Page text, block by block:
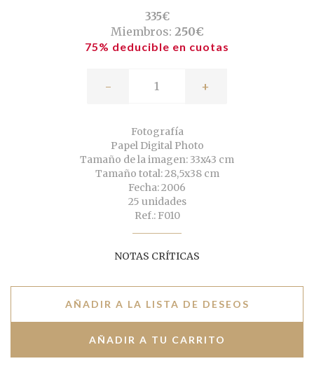
335€
Miembros: 250€
75% deducible en cuotas
- +
Fotografía
Papel Digital Photo
Tamaño de la imagen: 33x43 cm
Tamaño total: 28,5x38 cm
Fecha: 2006
25 unidades
Ref.: F010
NOTAS CRÍTICAS
AÑADIR A LA LISTA DE DESEOS